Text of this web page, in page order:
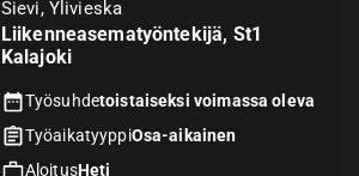
Sievi, Ylivieska
Liikenneasematyöntekijä, St1
Kalajoki
Työsuhdetoistaiseksi voimassa oleva
TyöaikatyyppiOsa-aikainen
AloitusHeti